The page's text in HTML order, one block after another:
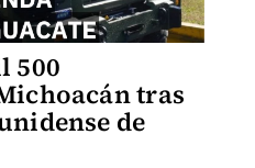
500
tras
de